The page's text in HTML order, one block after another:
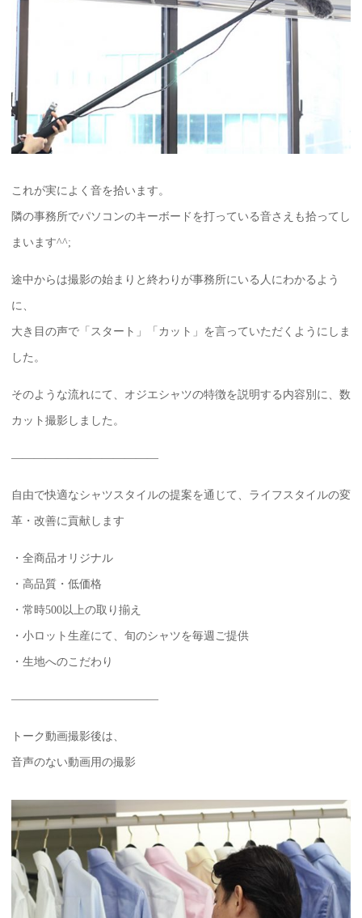
これが実によく音を拾います。
隣の事務所でパソコンのキーボードを打っている音さえも拾ってし
まいます^^;
途中からは撮影の始まりと終わりが事務所にいる人にわかるよう
に、
大き目の声で「スタート」「カット」を言っていただくようにしま
した。
そのような流れにて、オジエシャツの特徴を説明する内容別に、数
カット撮影しました。
—————————————
自由で快適なシャツスタイルの提案を通じて、ライフスタイルの変
革・改善に貢献します
・全商品オリジナル
・高品質・低価格
・常時500以上の取り揃え
・小ロット生産にて、旬のシャツを毎週ご提供
・生地へのこだわり
—————————————
トーク動画撮影後は、
音声のない動画用の撮影